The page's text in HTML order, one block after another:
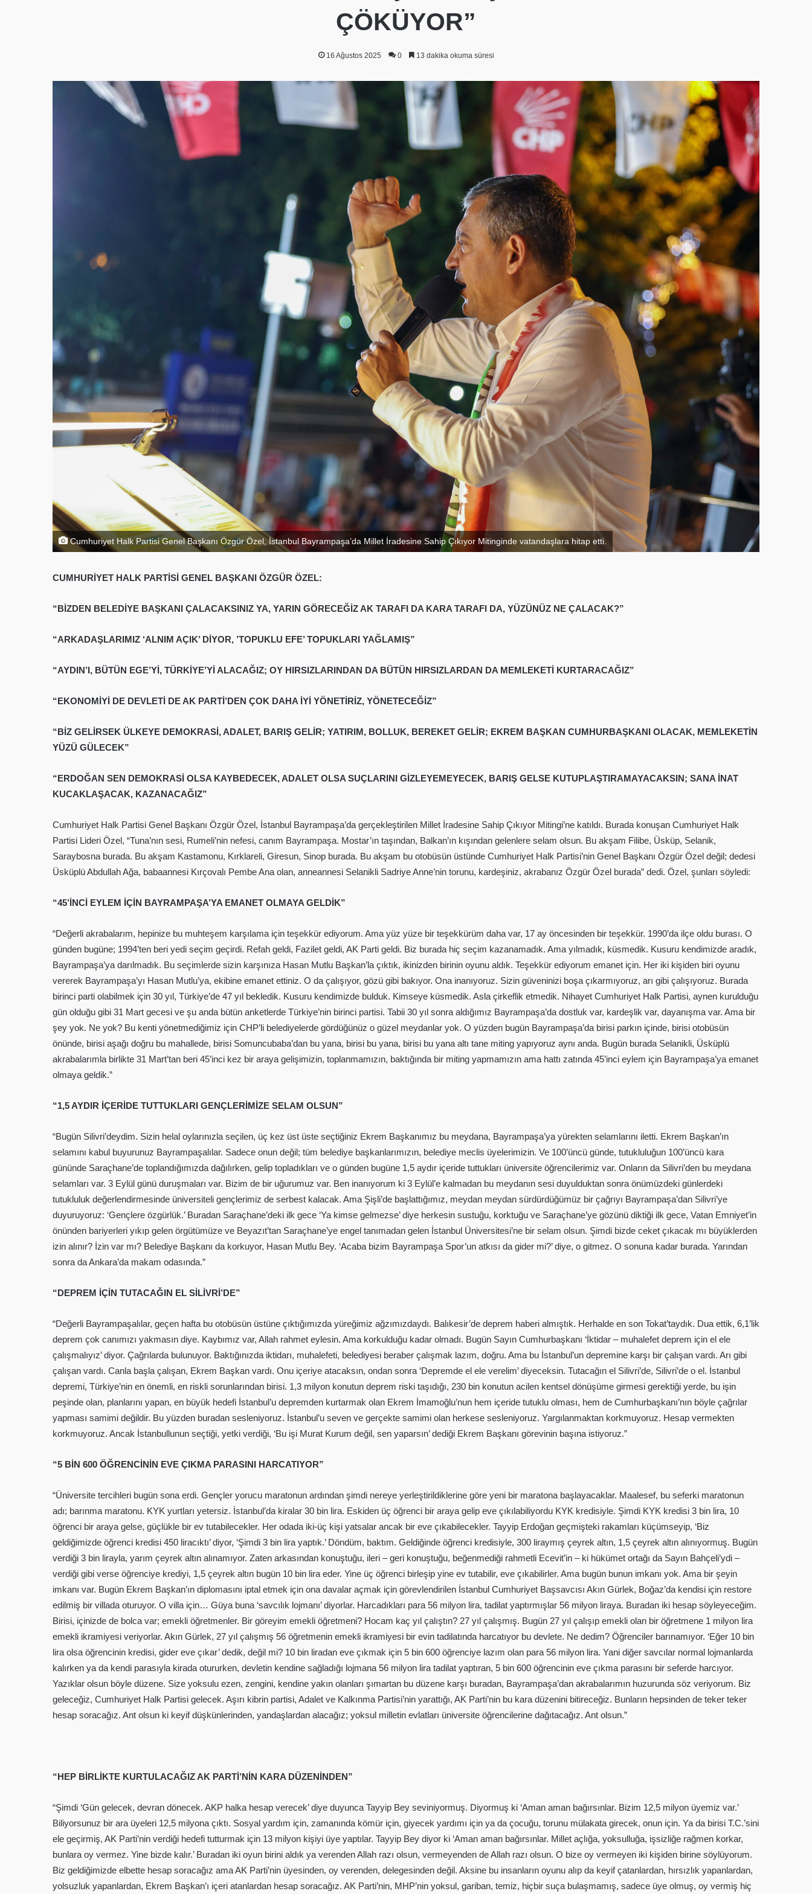
ÇÖKÜYOR”
16 Ağustos 2025 0 13 dakika okuma süresi
Cumhuriyet Halk Partisi Genel Başkanı Özgür Özel, İstanbul Bayrampaşa’da Millet İradesine Sahip Çıkıyor Mitinginde vatandaşlara hitap etti.
CUMHURİYET HALK PARTİSİ GENEL BAŞKANI ÖZGÜR ÖZEL:
“BİZDEN BELEDİYE BAŞKANI ÇALACAKSINIZ YA, YARIN GÖRECEĞİZ AK TARAFI DA KARA TARAFI DA, YÜZÜNÜZ NE ÇALACAK?”
“ARKADAŞLARIMIZ ‘ALNIM AÇIK’ DİYOR, ’TOPUKLU EFE’ TOPUKLARI YAĞLAMIŞ”
“AYDIN’I, BÜTÜN EGE’Yİ, TÜRKİYE’Yİ ALACAĞIZ; OY HIRSIZLARINDAN DA BÜTÜN HIRSIZLARDAN DA MEMLEKETİ KURTARACAĞIZ”
“EKONOMİYİ DE DEVLETİ DE AK PARTİ’DEN ÇOK DAHA İYİ YÖNETİRİZ, YÖNETECEĞİZ”
“BİZ GELİRSEK ÜLKEYE DEMOKRASİ, ADALET, BARIŞ GELİR; YATIRIM, BOLLUK, BEREKET GELİR; EKREM BAŞKAN CUMHURBAŞKANI OLACAK, MEMLEKETİN
YÜZÜ GÜLECEK”
“ERDOĞAN SEN DEMOKRASİ OLSA KAYBEDECEK, ADALET OLSA SUÇLARINI GİZLEYEMEYECEK, BARIŞ GELSE KUTUPLAŞTIRAMAYACAKSIN; SANA İNAT
KUCAKLAŞACAK, KAZANACAĞIZ”
Cumhuriyet Halk Partisi Genel Başkanı Özgür Özel, İstanbul Bayrampaşa’da gerçekleştirilen Millet İradesine Sahip Çıkıyor Mitingi’ne katıldı. Burada konuşan Cumhuriyet Halk
Partisi Lideri Özel, “Tuna’nın sesi, Rumeli’nin nefesi, canım Bayrampaşa. Mostar’ın taşından, Balkan’ın kışından gelenlere selam olsun. Bu akşam Filibe, Üsküp, Selanik,
Saraybosna burada. Bu akşam Kastamonu, Kırklareli, Giresun, Sinop burada. Bu akşam bu otobüsün üstünde Cumhuriyet Halk Partisi’nin Genel Başkanı Özgür Özel değil; dedesi
Üsküplü Abdullah Ağa, babaannesi Kırçovalı Pembe Ana olan, anneannesi Selanikli Sadriye Anne’nin torunu, kardeşiniz, akrabanız Özgür Özel burada” dedi. Özel, şunları söyledi:
“45’İNCİ EYLEM İÇİN BAYRAMPAŞA’YA EMANET OLMAYA GELDİK”
“Değerli akrabalarım, hepinize bu muhteşem karşılama için teşekkür ediyorum. Ama yüz yüze bir teşekkürüm daha var, 17 ay öncesinden bir teşekkür. 1990’da ilçe oldu burası. O
günden bugüne; 1994’ten beri yedi seçim geçirdi. Refah geldi, Fazilet geldi, AK Parti geldi. Biz burada hiç seçim kazanamadık. Ama yılmadık, küsmedik. Kusuru kendimizde aradık,
Bayrampaşa’ya darılmadık. Bu seçimlerde sizin karşınıza Hasan Mutlu Başkan’la çıktık, ikinizden birinin oyunu aldık. Teşekkür ediyorum emanet için. Her iki kişiden biri oyunu
vererek Bayrampaşa’yı Hasan Mutlu’ya, ekibine emanet ettiniz. O da çalışıyor, gözü gibi bakıyor. Ona inanıyoruz. Sizin güveninizi boşa çıkarmıyoruz, arı gibi çalışıyoruz. Burada
birinci parti olabilmek için 30 yıl, Türkiye’de 47 yıl bekledik. Kusuru kendimizde bulduk. Kimseye küsmedik. Asla çirkeflik etmedik. Nihayet Cumhuriyet Halk Partisi, aynen kurulduğu
gün olduğu gibi 31 Mart gecesi ve şu anda bütün anketlerde Türkiye’nin birinci partisi. Tabii 30 yıl sonra aldığımız Bayrampaşa’da dostluk var, kardeşlik var, dayanışma var. Ama bir
şey yok. Ne yok? Bu kenti yönetmediğimiz için CHP’li belediyelerde gördüğünüz o güzel meydanlar yok. O yüzden bugün Bayrampaşa’da birisi parkın içinde, birisi otobüsün
önünde, birisi aşağı doğru bu mahallede, birisi Somuncubaba’dan bu yana, birisi bu yana, birisi bu yana altı tane miting yapıyoruz aynı anda. Bugün burada Selanikli, Üsküplü
akrabalarımla birlikte 31 Mart’tan beri 45’inci kez bir araya gelişimizin, toplanmamızın, baktığında bir miting yapmamızın ama hattı zatında 45’inci eylem için Bayrampaşa’ya emanet
olmaya geldik.”
“1,5 AYDIR İÇERİDE TUTTUKLARI GENÇLERİMİZE SELAM OLSUN”
“Bugün Silivri’deydim. Sizin helal oylarınızla seçilen, üç kez üst üste seçtiğiniz Ekrem Başkanımız bu meydana, Bayrampaşa’ya yürekten selamlarını iletti. Ekrem Başkan’ın
selamını kabul buyurunuz Bayrampaşalılar. Sadece onun değil; tüm belediye başkanlarımızın, belediye meclis üyelerimizin. Ve 100’üncü günde, tutukluluğun 100’üncü kara
gününde Saraçhane’de toplandığımızda dağılırken, gelip topladıkları ve o günden bugüne 1,5 aydır içeride tuttukları üniversite öğrencilerimiz var. Onların da Silivri’den bu meydana
selamları var. 3 Eylül günü duruşmaları var. Bizim de bir uğurumuz var. Ben inanıyorum ki 3 Eylül’e kalmadan bu meydanın sesi duyulduktan sonra önümüzdeki günlerdeki
tutukluluk değerlendirmesinde üniversiteli gençlerimiz de serbest kalacak. Ama Şişli’de başlattığımız, meydan meydan sürdürdüğümüz bir çağrıyı Bayrampaşa’dan Silivri’ye
duyuruyoruz: ‘Gençlere özgürlük.’ Buradan Saraçhane’deki ilk gece ‘Ya kimse gelmezse’ diye herkesin sustuğu, korktuğu ve Saraçhane’ye gözünü diktiği ilk gece, Vatan Emniyet’in
önünden bariyerleri yıkıp gelen örgütümüze ve Beyazıt’tan Saraçhane’ye engel tanımadan gelen İstanbul Üniversitesi’ne bir selam olsun. Şimdi bizde ceket çıkacak mı büyüklerden
izin alınır? İzin var mı? Belediye Başkanı da korkuyor, Hasan Mutlu Bey. ‘Acaba bizim Bayrampaşa Spor’un atkısı da gider mi?’ diye, o gitmez. O sonuna kadar burada. Yarından
sonra da Ankara’da makam odasında.”
“DEPREM İÇİN TUTACAĞIN EL SİLİVRİ’DE”
“Değerli Bayrampaşalılar, geçen hafta bu otobüsün üstüne çıktığımızda yüreğimiz ağzımızdaydı. Balıkesir’de deprem haberi almıştık. Herhalde en son Tokat’taydık. Dua ettik, 6,1’lik
deprem çok canımızı yakmasın diye. Kaybımız var, Allah rahmet eylesin. Ama korkulduğu kadar olmadı. Bugün Sayın Cumhurbaşkanı ‘İktidar – muhalefet deprem için el ele
çalışmalıyız’ diyor. Çağrılarda bulunuyor. Baktığınızda iktidarı, muhalefeti, belediyesi beraber çalışmak lazım, doğru. Ama bu İstanbul’un depremine karşı bir çalışan vardı. Arı gibi
çalışan vardı. Canla başla çalışan, Ekrem Başkan vardı. Onu içeriye atacaksın, ondan sonra ‘Depremde el ele verelim’ diyeceksin. Tutacağın el Silivri’de, Silivri’de o el. İstanbul
depremi, Türkiye’nin en önemli, en riskli sorunlarından birisi. 1,3 milyon konutun deprem riski taşıdığı, 230 bin konutun acilen kentsel dönüşüme girmesi gerektiği yerde, bu işin
peşinde olan, planlarını yapan, en büyük hedefi İstanbul’u depremden kurtarmak olan Ekrem İmamoğlu’nun hem içeride tutuklu olması, hem de Cumhurbaşkanı’nın böyle çağrılar
yapması samimi değildir. Bu yüzden buradan sesleniyoruz. İstanbul’u seven ve gerçekte samimi olan herkese sesleniyoruz. Yargılanmaktan korkmuyoruz. Hesap vermekten
korkmuyoruz. Ancak İstanbullunun seçtiği, yetki verdiği, ‘Bu işi Murat Kurum değil, sen yaparsın’ dediği Ekrem Başkanı görevinin başına istiyoruz.”
“5 BİN 600 ÖĞRENCİNİN EVE ÇIKMA PARASINI HARCATIYOR”
“Üniversite tercihleri bugün sona erdi. Gençler yorucu maratonun ardından şimdi nereye yerleştirildiklerine göre yeni bir maratona başlayacaklar. Maalesef, bu seferki maratonun
adı; barınma maratonu. KYK yurtları yetersiz. İstanbul’da kiralar 30 bin lira. Eskiden üç öğrenci bir araya gelip eve çıkılabiliyordu KYK kredisiyle. Şimdi KYK kredisi 3 bin lira, 10
öğrenci bir araya gelse, güçlükle bir ev tutabilecekler. Her odada iki-üç kişi yatsalar ancak bir eve çıkabilecekler. Tayyip Erdoğan geçmişteki rakamları küçümseyip, ‘Biz
geldiğimizde öğrenci kredisi 450 liracıktı’ diyor, ‘Şimdi 3 bin lira yaptık.’ Döndüm, baktım. Geldiğinde öğrenci kredisiyle, 300 liraymış çeyrek altın, 1,5 çeyrek altın alınıyormuş. Bugün
verdiği 3 bin lirayla, yarım çeyrek altın alınamıyor. Zaten arkasından konuştuğu, ileri – geri konuştuğu, beğenmediği rahmetli Ecevit’in – ki hükümet ortağı da Sayın Bahçeli’ydi –
verdiği gibi verse öğrenciye krediyi, 1,5 çeyrek altın bugün 10 bin lira eder. Yine üç öğrenci birleşip yine ev tutabilir, eve çıkabilirler. Ama bugün bunun imkanı yok. Ama bir şeyin
imkanı var. Bugün Ekrem Başkan’ın diplomasını iptal etmek için ona davalar açmak için görevlendirilen İstanbul Cumhuriyet Başsavcısı Akın Gürlek, Boğaz’da kendisi için restore
edilmiş bir villada oturuyor. O villa için… Güya buna ‘savcılık lojmanı’ diyorlar. Harcadıkları para 56 milyon lira, tadilat yaptırmışlar 56 milyon liraya. Buradan iki hesap söyleyeceğim.
Birisi, içinizde de bolca var; emekli öğretmenler. Bir göreyim emekli öğretmeni? Hocam kaç yıl çalıştın? 27 yıl çalışmış. Bugün 27 yıl çalışıp emekli olan bir öğretmene 1 milyon lira
emekli ikramiyesi veriyorlar. Akın Gürlek, 27 yıl çalışmış 56 öğretmenin emekli ikramiyesi bir evin tadilatında harcatıyor bu devlete. Ne dedim? Öğrenciler barınamıyor. ‘Eğer 10 bin
lira olsa öğrencinin kredisi, gider eve çıkar’ dedik, değil mi? 10 bin liradan eve çıkmak için 5 bin 600 öğrenciye lazım olan para 56 milyon lira. Yani diğer savcılar normal lojmanlarda
kalırken ya da kendi parasıyla kirada otururken, devletin kendine sağladığı lojmana 56 milyon lira tadilat yaptıran, 5 bin 600 öğrencinin eve çıkma parasını bir seferde harcıyor.
Yazıklar olsun böyle düzene. Size yoksulu ezen, zengini, kendine yakın olanları şımartan bu düzene karşı buradan, Bayrampaşa’dan akrabalarımın huzurunda söz veriyorum. Biz
geleceğiz, Cumhuriyet Halk Partisi gelecek. Aşırı kibrin partisi, Adalet ve Kalkınma Partisi’nin yarattığı, AK Parti’nin bu kara düzenini bitireceğiz. Bunların hepsinden de teker teker
hesap soracağız. Ant olsun ki keyif düşkünlerinden, yandaşlardan alacağız; yoksul milletin evlatları üniversite öğrencilerine dağıtacağız. Ant olsun.”
“HEP BİRLİKTE KURTULACAĞIZ AK PARTİ’NİN KARA DÜZENİNDEN”
“Şimdi ‘Gün gelecek, devran dönecek. AKP halka hesap verecek’ diye duyunca Tayyip Bey seviniyormuş. Diyormuş ki ‘Aman aman bağırsınlar. Bizim 12,5 milyon üyemiz var.’
Biliyorsunuz bir ara üyeleri 12,5 milyona çıktı. Sosyal yardım için, zamanında kömür için, giyecek yardımı için ya da çocuğu, torunu mülakata girecek, onun için. Ya da birisi T.C.’sini
ele geçirmiş, AK Parti’nin verdiği hedefi tutturmak için 13 milyon kişiyi üye yaptılar. Tayyip Bey diyor ki ‘Aman aman bağırsınlar. Millet açlığa, yoksulluğa, işsizliğe rağmen korkar,
bunlara oy vermez. Yine bizde kalır.’ Buradan iki oyun birini aldık ya verenden Allah razı olsun, vermeyenden de Allah razı olsun. O bize oy vermeyen iki kişiden birine söylüyorum.
Biz geldiğimizde elbette hesap soracağız ama AK Parti’nin üyesinden, oy verenden, delegesinden değil. Aksine bu insanların oyunu alıp da keyif çatanlardan, hırsızlık yapanlardan,
yolsuzluk yapanlardan, Ekrem Başkan’ı içeri atanlardan hesap soracağız. AK Parti’nin, MHP’nin yoksul, gariban, temiz, hiçbir suça bulaşmamış, sadece üye olmuş, oy vermiş hiç